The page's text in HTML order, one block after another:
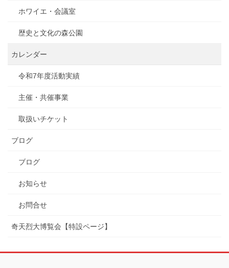
ホワイエ・会議室
歴史と文化の森公園
カレンダー
令和7年度活動実績
主催・共催事業
取扱いチケット
ブログ
ブログ
お知らせ
お問合せ
奇天烈大博覧会【特設ページ】